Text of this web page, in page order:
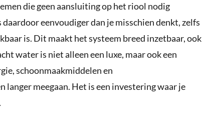
die geen aansluiting op het riool nodig
daardoor eenvoudiger dan je misschien denkt, zelfs
is. Dit maakt het systeem breed inzetbaar, ook
water is niet alleen een luxe, maar ook een
schoonmaakmiddelen en
meegaan. Het is een investering waar je